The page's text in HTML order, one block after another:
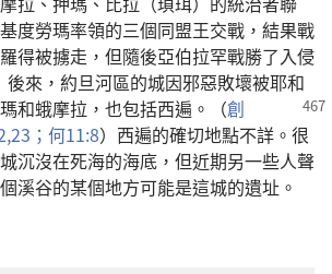
度勞瑪率領的三個同盟王交戰，結果戰
得被擄走，但隨後亞伯拉罕戰勝了入侵
後來，約旦河區的城因邪惡敗壞被耶和
和蛾摩拉，也包括西遍。（創
； 何11:8）西遍的確切地點不詳。很
沉沒在死海的海底，但近期另一些人聲
溪谷的某個地方可能是這城的遺址。